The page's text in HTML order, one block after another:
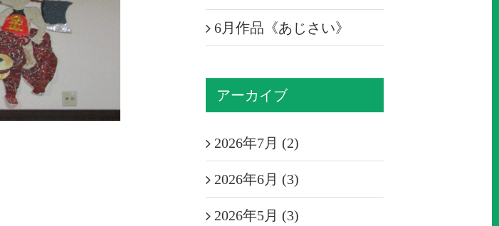
6月作品《あじさい》
アーカイブ
2026年7月 (2)
2026年6月 (3)
2026年5月 (3)